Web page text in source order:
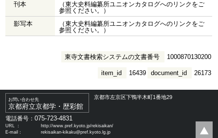
刊本
（東大史料編纂所ユニオンカタログへのリンクをご
参照ください。）
影写本
（東大史料編纂所ユニオンカタログへのリンクをご
参照ください。）
東寺文書検索システムの文書番号 1000870130200
document_id 26173
item_id 16439
お問い合わせ先
京都府立京都学・歴彩館
京都市左京区下鴨半木町1番地29
電話番号：075-723-4831
URL ：
http://www.pref.kyoto.jp/rekisaikan/
E-mail：
rekisaikan-kikaku@pref.kyoto.lg.jp